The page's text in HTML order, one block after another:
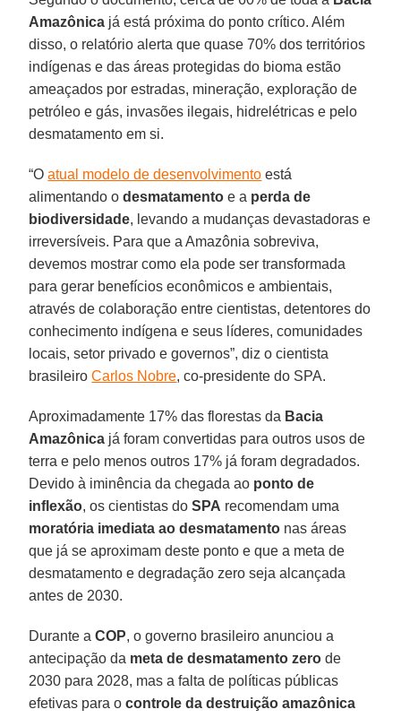
Amazônica já está próxima do ponto crítico. Além
disso, o relatório alerta que quase 70% dos territórios
indígenas e das áreas protegidas do bioma estão
ameaçados por estradas, mineração, exploração de
petróleo e gás, invasões ilegais, hidrelétricas e pelo
desmatamento em si.
“Oatual modelo de desenvolvimento está
alimentando odesmatamento e a perda de
biodiversidade, levando a mudanças devastadoras e
irreversíveis. Para que a Amazônia sobreviva,
devemos mostrar como ela pode ser transformada
para gerar benefícios econômicos e ambientais,
através de colaboração entre cientistas, detentores do
conhecimento indígena e seus líderes, comunidades
locais, setor privado e governos”, diz o cientista
brasileiroCarlos Nobre, co-presidente do SPA.
Aproximadamente 17% das florestas da Bacia
Amazônica já foram convertidas para outros usos de
terra e pelo menos outros 17% já foram degradados.
Devido à iminência da chegada ao ponto de
inflexão, os cientistas doSPA recomendam uma
moratória imediata ao desmatamento nas áreas
que já se aproximam deste ponto e que a meta de
desmatamento e degradação zero seja alcançada
antes de 2030.
Durante aCOP, o governo brasileiro anunciou a
antecipação da meta de desmatamento zero de
2030 para 2028, mas a falta de políticas públicas
efetivas para ocontrole da destruição amazônica